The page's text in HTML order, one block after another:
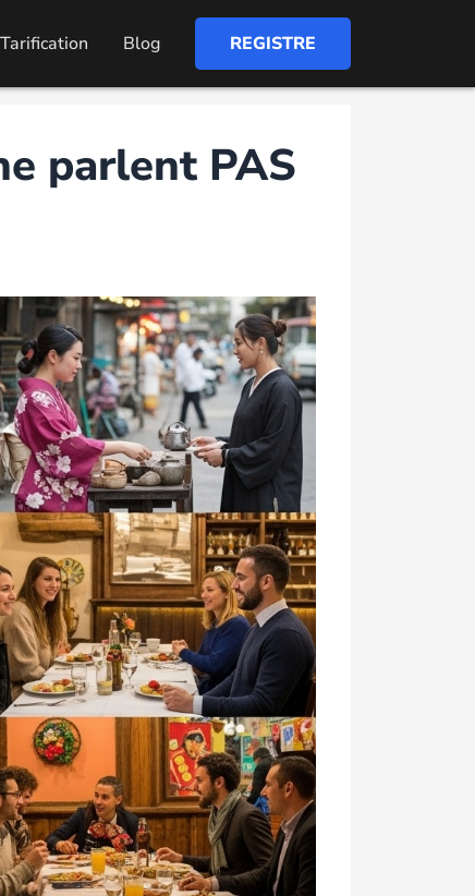
Tarification Blog REGISTRE
parlent PAS